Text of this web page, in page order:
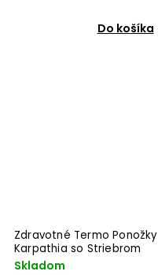
Do košíka
Zdravotné Termo Ponožky
Karpathia so Striebrom
Skladom